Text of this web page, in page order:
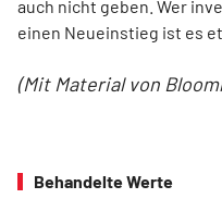
auch nicht geben. Wer
einen Neueinstieg ist es
(Mit Material von
Behandelte Werte